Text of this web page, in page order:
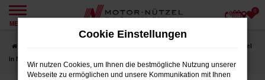
Zum
springen
MENÜ
0
Ihre erste Wahl für Audi A3 bei Motor-Nützel
in Nordbayern und Sachsen
Cookie Einstellungen
Wir nutzen Cookies, um Ihnen die bestmögliche Nutzung unserer
Webseite zu ermöglichen und unsere Kommunikation mit Ihnen